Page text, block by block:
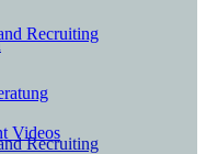
Recruiting
Videos
Recruiting